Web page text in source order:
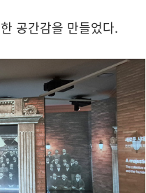
공간감을 만들었다.